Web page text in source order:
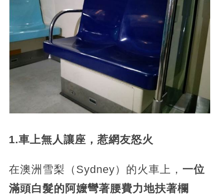
1.車上無人讓座，惹網友怒火
在澳洲雪梨（Sydney）的火車上， 一位
滿頭白髮的阿嬤彎著腰費力地扶著欄